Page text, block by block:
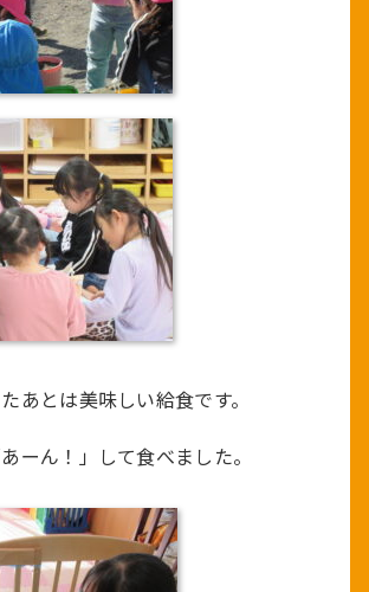
あとは美味しい給食です。
ーん！」して食べました。